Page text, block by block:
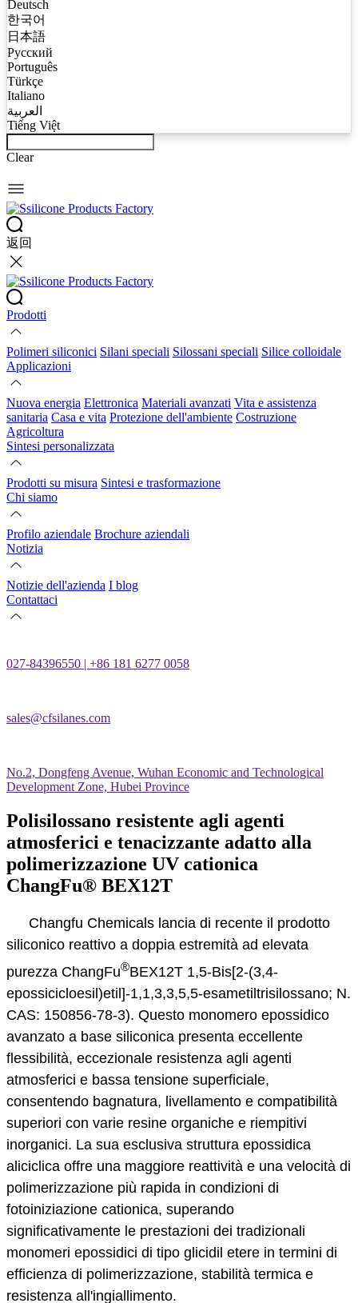
Deutsch
한국어
日本語
Русский
Português
Türkçe
Italiano
العربية
Tiếng Việt
Clear
返回
Prodotti
Polimeri siliconici Silani speciali Silossani speciali Silice colloidale
Applicazioni
Nuova energia Elettronica Materiali avanzati Vita e assistenza
sanitaria Casa e vita Protezione dell'ambiente Costruzione
Agricoltura
Sintesi personalizzata
Prodotti su misura Sintesi e trasformazione
Chi siamo
Profilo aziendale Brochure aziendali
Notizia
Notizie dell'azienda I blog
Contattaci
027-84396550 | +86 181 6277 0058
sales@cfsilanes.com
No.2, Dongfeng Avenue, Wuhan Economic and Technological
Development Zone, Hubei Province
Polisilossano resistente agli agenti
atmosferici e tenacizzante adatto alla
polimerizzazione UV cationica
ChangFu® BEX12T
Changfu Chemicals lancia di recente il prodotto
siliconico reattivo a doppia estremità ad elevata
purezza ChangFu®BEX12T 1,5-Bis[2-(3,4-
epossicicloesil)etil]-1,1,3,3,5,5-esametiltrisilossano; N.
CAS: 150856-78-3). Questo monomero epossidico
avanzato a base siliconica presenta eccellente
flessibilità, eccezionale resistenza agli agenti
atmosferici e bassa tensione superficiale,
consentendo bagnatura, livellamento e compatibilità
superiori con varie resine organiche e riempitivi
inorganici. La sua esclusiva struttura epossidica
aliciclica offre una maggiore reattività e una velocità di
polimerizzazione più rapida in condizioni di
fotoiniziazione cationica, superando
significativamente le prestazioni dei tradizionali
monomeri epossidici di tipo glicidil etere in termini di
efficienza di polimerizzazione, stabilità termica e
resistenza all'ingiallimento.